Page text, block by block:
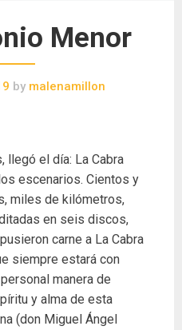
Menor
by malenamillon
llegó el día: La Cabra
escenarios. Cientos y
miles de kilómetros,
en seis discos,
carne a La Cabra
siempre estará con
manera de
y alma de esta
(don Miguel Ángel